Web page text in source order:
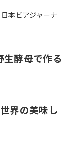
本ビアジャーナ
生酵母で作る
界の美味し